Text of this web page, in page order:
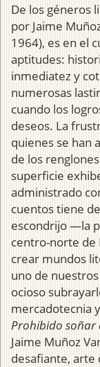
De los géneros
por Jaime
1964), es en el
aptitudes:
inmediatez y
numerosas
cuando los
deseos. La
quienes se han
de los
superficie
administrado
cuentos tiene
escondrijo —la
centro-norte de
crear mundos
uno de
ocioso
mercadotecnia
Prohibido soñar
Jaime Muñoz
desafiante,